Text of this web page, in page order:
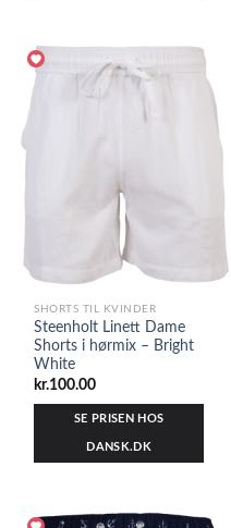
SHORTS TIL KVINDER
Steenholt Linett Dame
Shorts i hørmix – Bright
White
kr.100.00
SE PRISEN HOS
DANSK.DK